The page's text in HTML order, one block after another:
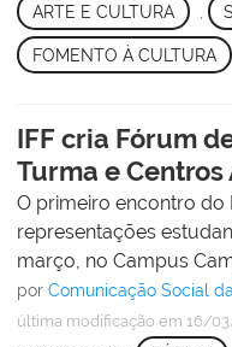
ARTE E CULTURA
FOMENTO À CULTURA
IFF cria Fórum
Turma e
O primeiro encontro do
representações
março, no Campus
por Comunicação Social
última modificação em 16/